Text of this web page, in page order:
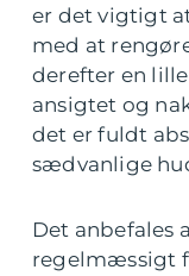
er det vigtigt
med at
derefter en
ansigtet og
det er fuldt
sædvanlige
Det anbefales
regelmæssigt